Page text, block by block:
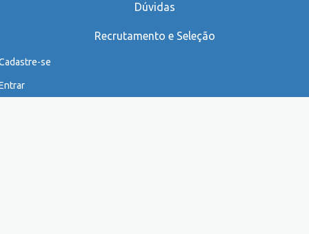
Dúvidas
Recrutamento e Seleção
se